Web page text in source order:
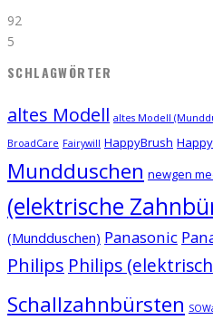
92
5
SCHLAGWÖRTER
altes Modell altes Modell
BroadCare Fairywill HappyBrush
Mundduschen newgen
(elektrische
(Mundduschen) Panasonic
Philips Philips
Schallzahnbürsten